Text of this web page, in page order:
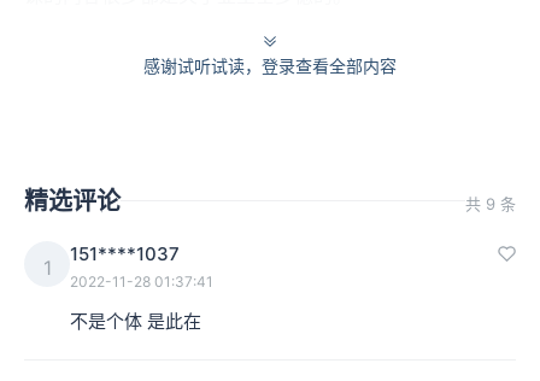
在1923年，他开始担任马堡大学的哲学教授，同时他开始
得到了正教授的职位。
1928年，胡塞尔在弗莱堡大学退休，海德格尔辞去了他在
感谢试听试读，登录查看全部内容
精选评论 共 9 条
1
151****1037
2022-11-28 01:37:41
不是个体 是此在